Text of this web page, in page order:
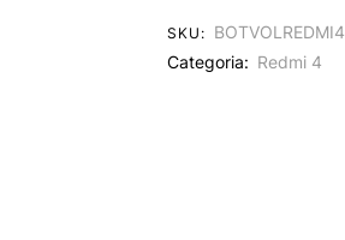
SKU: BOTVOLREDMI4
Categoria: Redmi 4